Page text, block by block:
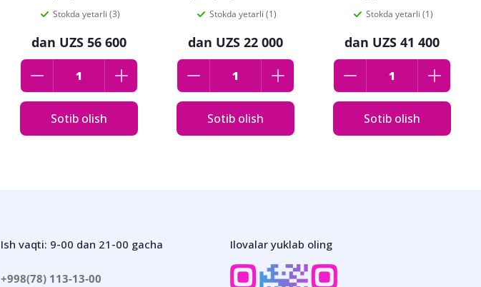
Stokda yetarli (3)
dan UZS 56 600
Sotib olish
Stokda yetarli (1)
dan UZS 22 000
Sotib olish
Stokda yetarli (1)
dan UZS 41 400
Sotib olish
Ish vaqti: 9-00 dan 21-00 gacha
+998(78) 113-13-00
Ilovalar yuklab oling